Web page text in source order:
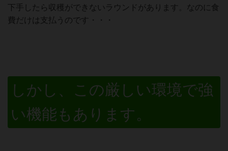
下手したら収穫ができないラウンドがあります。なのに食
費だけは支払うのです・・・
しかし、この厳しい環境で強
い機能もあります。